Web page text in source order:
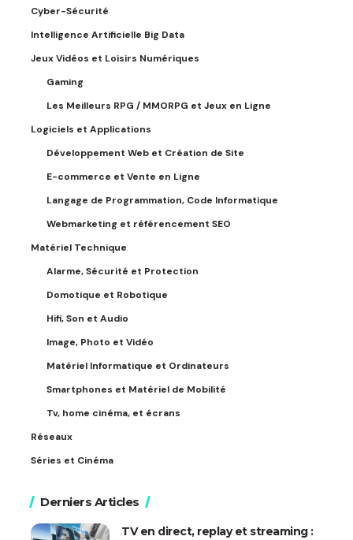
Cyber-Sécurité
Intelligence Artificielle Big Data
Jeux Vidéos et Loisirs Numériques
Gaming
Les Meilleurs RPG / MMORPG et Jeux en Ligne
Logiciels et Applications
Développement Web et Création de Site
E-commerce et Vente en Ligne
Langage de Programmation, Code Informatique
Webmarketing et référencement SEO
Matériel Technique
Alarme, Sécurité et Protection
Domotique et Robotique
Hifi, Son et Audio
Image, Photo et Vidéo
Matériel Informatique et Ordinateurs
Smartphones et Matériel de Mobilité
Tv, home cinéma, et écrans
Réseaux
Séries et Cinéma
Derniers Articles
TV en direct, replay et streaming :